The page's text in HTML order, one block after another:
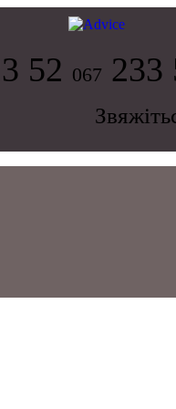
52 067 233